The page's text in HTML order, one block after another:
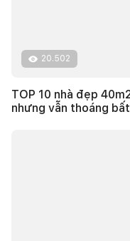
20.502
TOP 10 nhà đẹp
nhưng vẫn thoáng